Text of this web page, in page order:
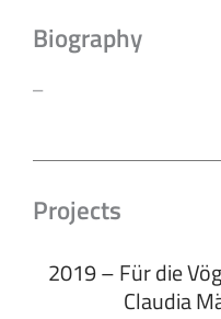
Biography
–
Projects
2019 – Für die
Claudia